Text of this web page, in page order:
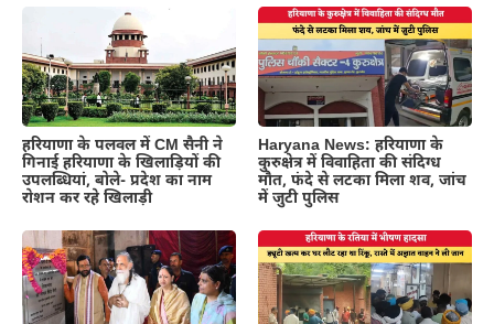
हरियाणा के पलवल में CM सैनी ने
गिनाई हरियाणा के खिलाड़ियों की
उपलब्धियां, बोले- प्रदेश का नाम
रोशन कर रहे खिलाड़ी
Haryana News: हरियाणा के
कुरुक्षेत्र में विवाहिता की संदिग्ध
मौत, फंदे से लटका मिला शव, जांच
में जुटी पुलिस